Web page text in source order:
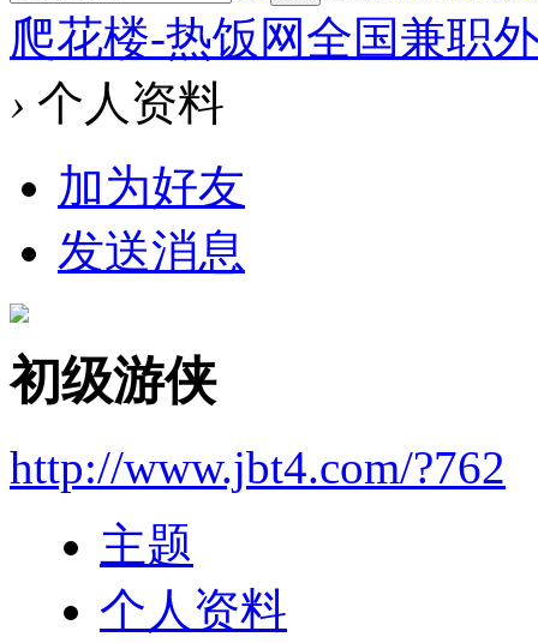
爬花楼-热饭网全国兼职
› 个人资料
加为好友
发送消息
初级游侠
http://www.jbt4.com/?762
主题
个人资料